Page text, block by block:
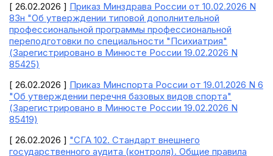
[ 26.02.2026 ] Приказ Минздрава России от 10.02.2026 N
83н "Об утверждении типовой дополнительной
профессиональной программы профессиональной
переподготовки по специальности "Психиатрия"
(Зарегистрировано в Минюсте России 19.02.2026 N
85425)
[ 26.02.2026 ] Приказ Минспорта России от 19.01.2026 N 6
"Об утверждении перечня базовых видов спорта"
(Зарегистрировано в Минюсте России 19.02.2026 N
85419)
[ 26.02.2026 ] "СГА 102. Стандарт внешнего
государственного аудита (контроля). Общие правила